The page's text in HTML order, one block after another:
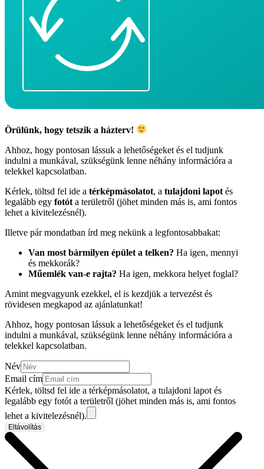
Örülünk, hogy tetszik a házterv!
Ahhoz, hogy pontosan lássuk a lehetőségeket és el tudjunk
indulni a munkával, szükségünk lenne néhány információra a
telekkel kapcsolatban.
Kérlek, töltsd fel ide a térképmásolatot, a tulajdoni lapot és
legalább egy fotót a területről (jöhet minden más is, ami fontos
lehet a kivitelezésnél).
Illetve pár mondatban írd meg nekünk a legfontosabbakat:
Van most bármilyen épület a telken? Ha igen, mennyi
és mekkorák?
Műemlék van-e rajta? Ha igen, mekkora helyet foglal?
Amint megvagyunk ezekkel, el is kezdjük a tervezést és
rövidesen megkapod az ajánlatunkat!
Ahhoz, hogy pontosan lássuk a lehetőségeket és el tudjunk
indulni a munkával, szükségünk lenne néhány információra a
telekkel kapcsolatban.
Név
Email cím
Kérlek, töltsd fel ide a térképmásolatot, a tulajdoni lapot és
legalább egy fotót a területről (jöhet minden más is, ami fontos
lehet a kivitelezésnél).
Eltávolítás